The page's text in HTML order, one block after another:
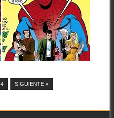
RESEÑAS:
SPIDERMAN:
OMNIGOLD 5:
«¡POR FIN
DESENMASCARA
DO!» (1969-1971)
Quinto tomo recopilatorio de
▶
4 SIGUIENTE »